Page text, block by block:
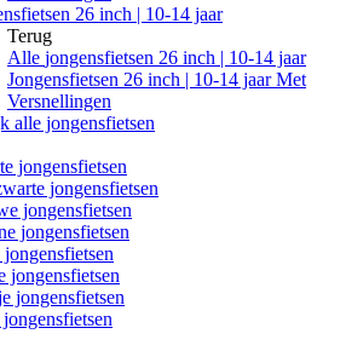
26 inch | 10-14 jaar
Terug
Alle jongensfietsen 26 inch | 10-14 jaar
Jongensfietsen 26 inch | 10-14 jaar Met
Versnellingen
alle jongensfietsen
jongensfietsen
jongensfietsen
jongensfietsen
jongensfietsen
jongensfietsen
jongensfietsen